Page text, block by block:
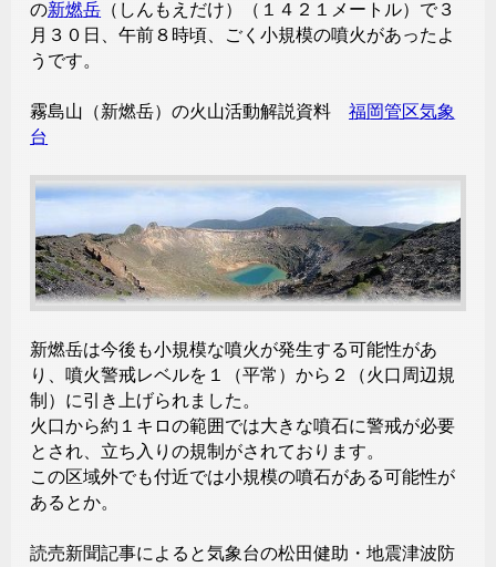
の新燃岳 （しんもえだけ）（１４２１メートル）で３
月３０日、午前８時頃、ごく小規模の噴火があったよ
うです。
霧島山（新燃岳）の火山活動解説資料福岡管区気象
台
新燃岳は今後も小規模な噴火が発生する可能性があ
り、噴火警戒レベルを１（平常）から２（火口周辺規
制）に引き上げられました。
火口から約１キロの範囲では大きな噴石に警戒が必要
とされ、立ち入りの規制がされております。
この区域外でも付近では小規模の噴石がある可能性が
あるとか。
読売新聞記事によると気象台の松田健助・地震津波防